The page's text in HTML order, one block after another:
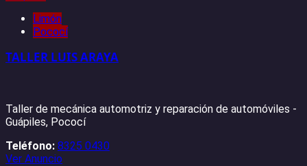
Limón
Pococí
TALLER LUIS ARAYA
Taller de mecánica automotriz y reparación de automóviles -
Guápiles, Pococí
Teléfono: 8325 0430
Ver Anuncio